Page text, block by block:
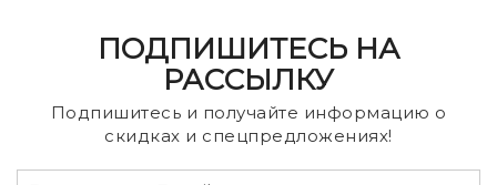
ПОДПИШИТЕСЬ НА
РАССЫЛКУ
Подпишитесь и получайте информацию о
скидках и спецпредложениях!